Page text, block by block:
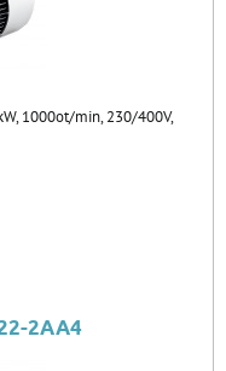
1000ot/min, 230/400V,
2AA4